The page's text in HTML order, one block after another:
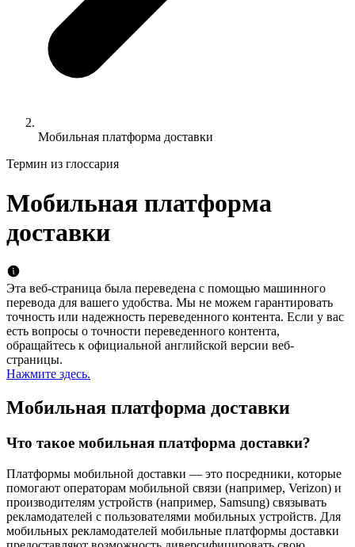
Мобильная платформа доставки
Термин из глоссария
Мобильная платформа
доставки
Эта веб-страница была переведена с помощью машинного
перевода для вашего удобства. Мы не можем гарантировать
точность или надежность переведенного контента. Если у вас
есть вопросы о точности переведенного контента,
обращайтесь к официальной английской версии веб-
страницы.
Нажмите здесь.
Мобильная платформа доставки
Что такое мобильная платформа доставки?
Платформы мобильной доставки — это посредники, которые
помогают операторам мобильной связи (например, Verizon) и
производителям устройств (например, Samsung) связывать
рекламодателей с пользователями мобильных устройств. Для
мобильных рекламодателей мобильные платформы доставки